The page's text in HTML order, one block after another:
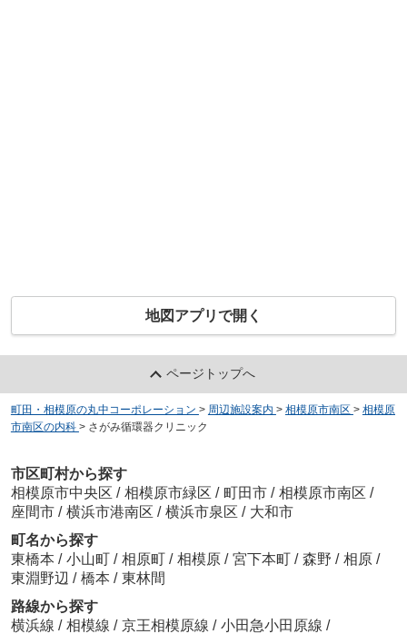
地図アプリで開く
ページトップへ
町田・相模原の丸中コーポレーション > 周辺施設案内 > 相模原市南区 > 相模原
市南区の内科 > さがみ循環器クリニック
市区町村から探す
相模原市中央区 / 相模原市緑区 / 町田市 / 相模原市南区 /
座間市 / 横浜市港南区 / 横浜市泉区 / 大和市
町名から探す
東橋本 / 小山町 / 相原町 / 相模原 / 宮下本町 / 森野 / 相原 /
東淵野辺 / 橋本 / 東林間
路線から探す
横浜線 / 相模線 / 京王相模原線 / 小田急小田原線 /